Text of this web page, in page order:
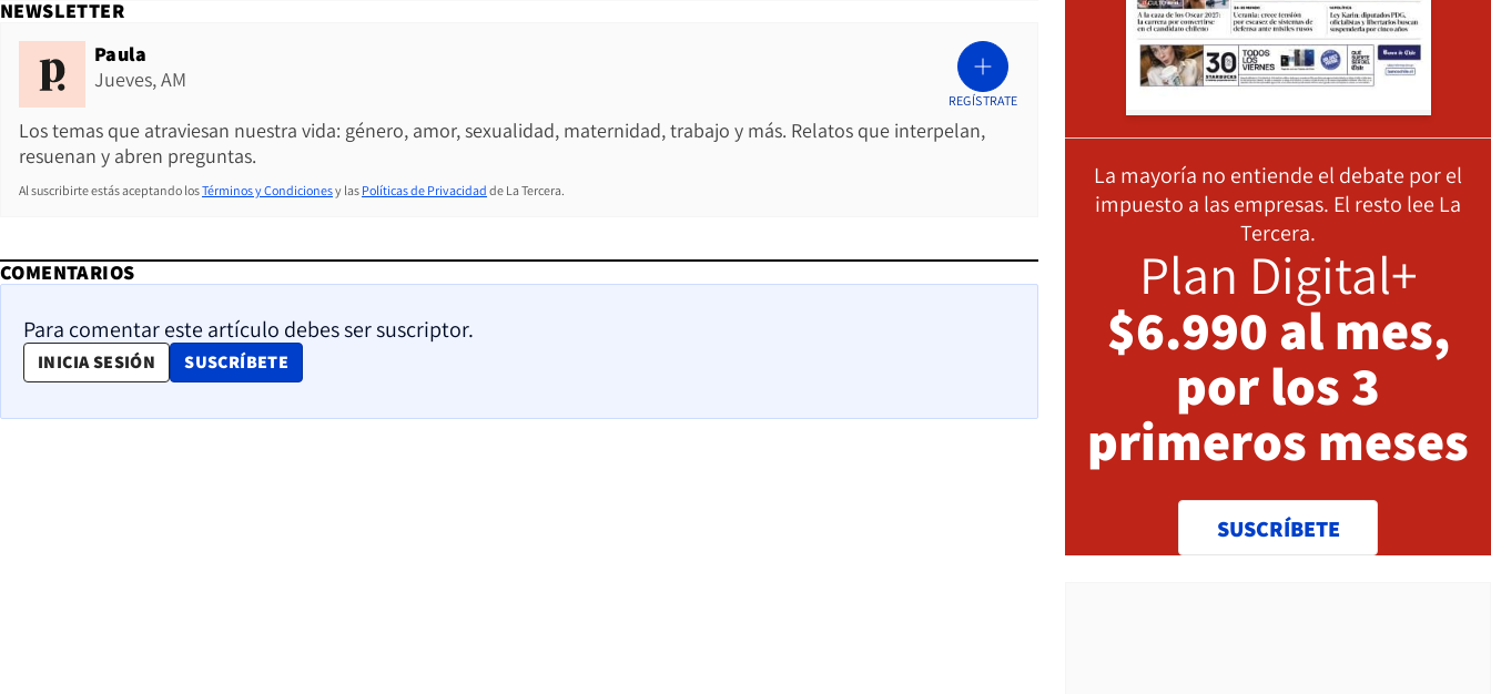
NEWSLETTER
Paula
Jueves, AM
Los temas que atraviesan nuestra vida: género, amor, sexualidad, maternidad, trabajo y más. Relatos que interpelan,
resuenan y abren preguntas.
REGÍSTRATE
Al suscribirte estás aceptando losTérminos y Condicionesy las Políticas de Privacidad de La Tercera.
COMENTARIOS
Para comentar este artículo debes ser suscriptor.
INICIA SESIÓN SUSCRÍBETE
OPENS IN NEW WINDOW
La mayoría no entiende el debate por el
impuesto a las empresas. El resto lee La
Tercera.
Plan Digital+
$6.990 al mes,
por los 3
primeros meses
SUSCRÍBETE